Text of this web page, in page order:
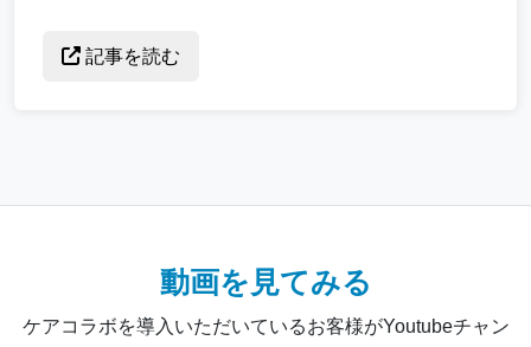
記事を読む
動画を見てみる
ケアコラボを導入いただいているお客様がYoutubeチャン